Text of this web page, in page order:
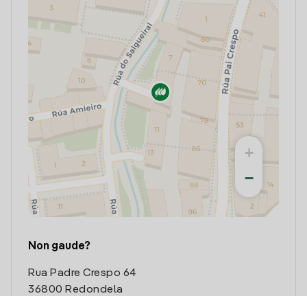
+
−
Non gaude?
Rua Padre Crespo 64
36800 Redondela